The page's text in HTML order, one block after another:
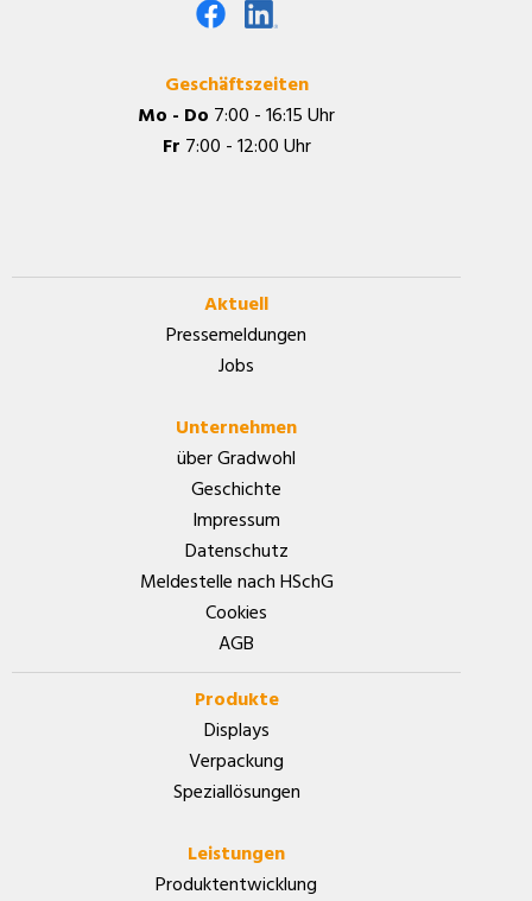
Geschäftszeiten
Mo - Do 7:00 - 16:15 Uhr
Fr 7:00 - 12:00 Uhr
Aktuell
Pressemeldungen
Jobs
Unternehmen
über Gradwohl
Geschichte
Impressum
Datenschutz
Meldestelle nach HSchG
Cookies
AGB
Produkte
Displays
Verpackung
Speziallösungen
Leistungen
Produktentwicklung